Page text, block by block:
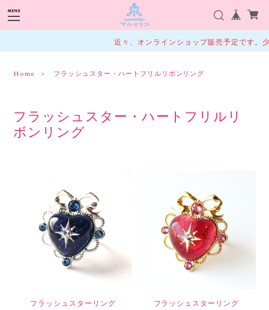
近々、オンラインショップ販売予定です。
Home フラッシュスター・ハートフリルリボンリング
フラッシュスター・ハートフリルリ
ボンリング
フラッシュスターリング
フラッシュスターリング